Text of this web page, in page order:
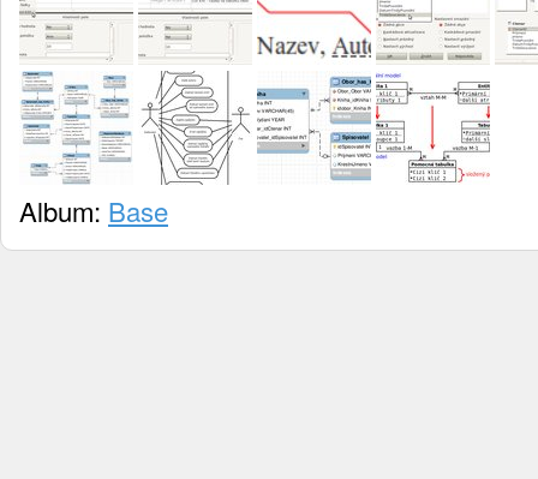
Album: Base